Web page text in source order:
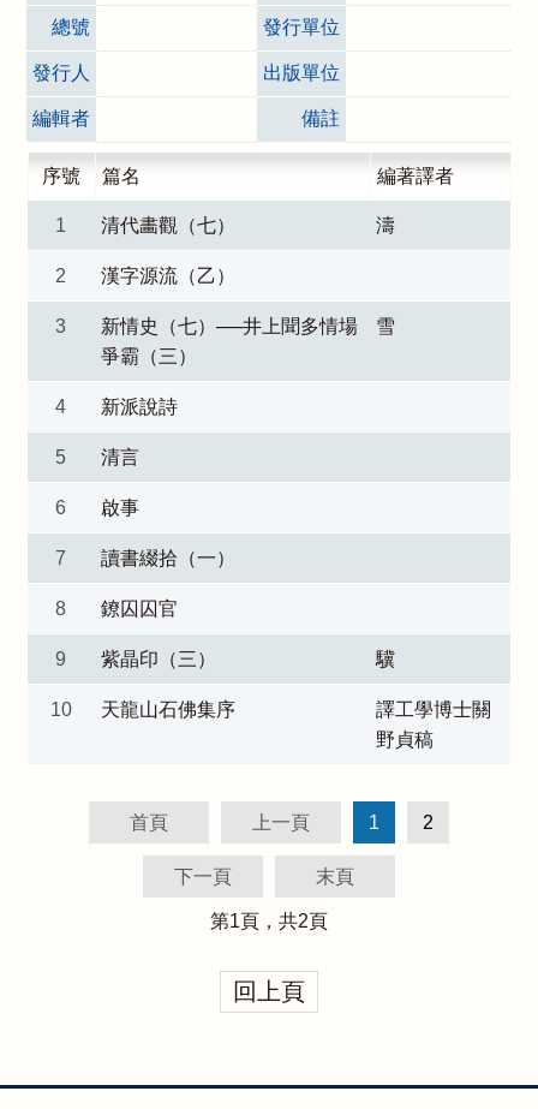
總號 發行單位
發行人 出版單位
編輯者 備註
序號 篇名 編著譯者
1 清代畵觀（七） 濤
2 漢字源流（乙）
3
新情史（七）──井上聞多情場
爭霸（三）
雪
4 新派說詩
5 清言
6 啟事
7 讀書綴拾（一）
8 鐐囚囚官
9 紫晶印（三） 驥
10 天龍山石佛集序
譯工學博士關
野貞稿
首頁 上一頁 1 2
下一頁 末頁
第1頁，共2頁
回上頁